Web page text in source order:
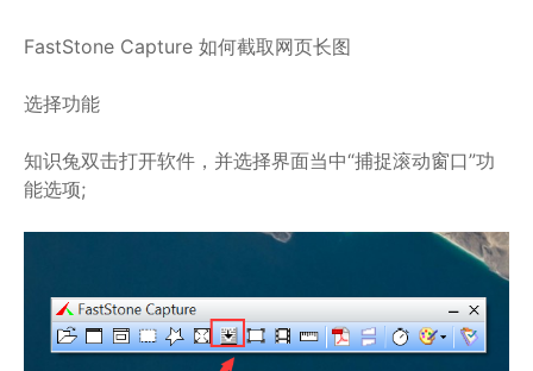
FastStone Capture 如何截取网页长图
选择功能
知识兔双击打开软件，并选择界面当中“捕捉滚动窗口”功
能选项;